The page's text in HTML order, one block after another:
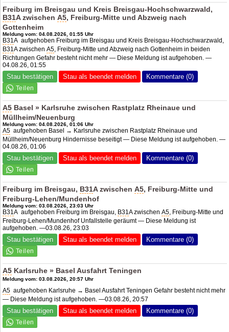
Freiburg im Breisgau und Kreis Breisgau-Hochschwarzwald,
B31A zwischenA5, Freiburg-Mitte und Abzweig nach
Gottenheim
Meldung vom: 04.08.2026, 01:55 Uhr
B31A aufgehoben Freiburg im Breisgau und Kreis Breisgau-Hochschwarzwald,
B31A zwischenA5, Freiburg-Mitte und Abzweig nach Gottenheim in beiden
Richtungen Gefahr besteht nicht mehr — Diese Meldung ist aufgehoben. —
04.08.26, 01:55
Stau bestätigen Stau als beendet melden Kommentare (0)
A5 Basel » Karlsruhe zwischen Rastplatz Rheinaue und
Müllheim/Neuenburg
Meldung vom: 04.08.2026, 01:06 Uhr
A5 aufgehoben Basel → Karlsruhe zwischen Rastplatz Rheinaue und
Müllheim/Neuenburg Hindernisse beseitigt — Diese Meldung ist aufgehoben. —
04.08.26, 01:06
Stau bestätigen Stau als beendet melden Kommentare (0)
Freiburg im Breisgau, B31A zwischenA5, Freiburg-Mitte und
Freiburg-Lehen/Mundenhof
Meldung vom: 03.08.2026, 23:03 Uhr
B31A aufgehoben Freiburg im Breisgau, B31A zwischenA5, Freiburg-Mitte und
Freiburg-Lehen/Mundenhof Unfallstelle geräumt — Diese Meldung ist
aufgehoben. —03.08.26, 23:03
Stau bestätigen Stau als beendet melden Kommentare (0)
A5 Karlsruhe » Basel Ausfahrt Teningen
Meldung vom: 03.08.2026, 20:57 Uhr
A5 aufgehoben Karlsruhe → Basel Ausfahrt Teningen Gefahr besteht nicht mehr
— Diese Meldung ist aufgehoben. —03.08.26, 20:57
Stau bestätigen Stau als beendet melden Kommentare (0)